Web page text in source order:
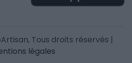
Tous droits réservés |
légales